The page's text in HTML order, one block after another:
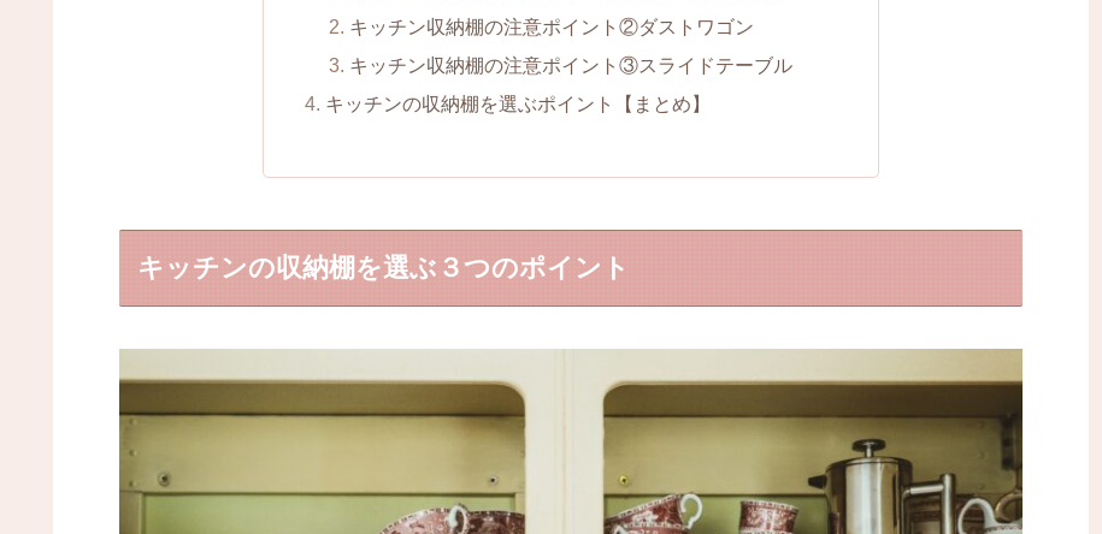
キッチン収納棚の注意ポイント②ダストワゴン
キッチン収納棚の注意ポイント③スライドテーブル
キッチンの収納棚を選ぶポイント【まとめ】
キッチンの収納棚を選ぶ３つのポイント